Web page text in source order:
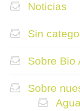
Noticias
Sin
Sobre Bio
Sobre